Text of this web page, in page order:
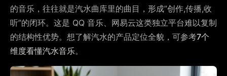
的音乐，往往就是汽水曲库里的曲目，形成”创作,传播,收
听”的闭环。这是 QQ 音乐、网易云这类独立平台难以复制
的结构性优势。想了解汽水的产品定位全貌，可参考7个
维度看懂汽水音乐。